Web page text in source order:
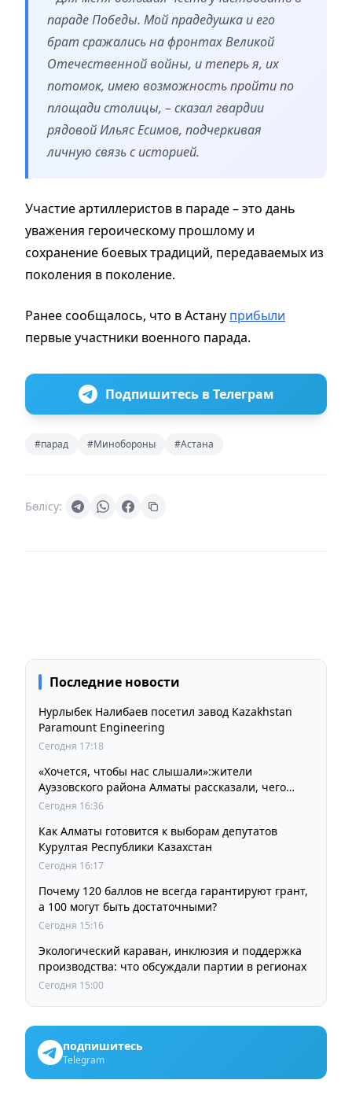
параде Победы. Мой прадедушка и его
брат сражались на фронтах Великой
Отечественной войны, и теперь я, их
потомок, имею возможность пройти по
площади столицы, – сказал гвардии
рядовой Ильяс Есимов, подчеркивая
личную связь с историей.
Участие артиллеристов в параде – это дань
уважения героическому прошлому и
сохранение боевых традиций, передаваемых из
поколения в поколение.
Ранее сообщалось, что в Астану прибыли
первые участники военного парада.
Подпишитесь в Телеграм
#парад #Минобороны #Астана
Бөлісу:
Последние новости
Нурлыбек Налибаев посетил завод Kazakhstan
Paramount Engineering
Сегодня 17:18
«Хочется, чтобы нас слышали»:жители
Ауэзовского района Алматы рассказали, чего
ждут от выборов депутатов Курултая
Сегодня 16:36
Как Алматы готовится к выборам депутатов
Курултая Республики Казахстан
Сегодня 16:17
Почему 120 баллов не всегда гарантируют грант,
а 100 могут быть достаточными?
Сегодня 15:16
Экологический караван, инклюзия и поддержка
производства: что обсуждали партии в регионах
Сегодня 15:00
подпишитесь
Telegram